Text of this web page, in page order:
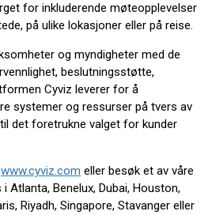
for inkluderende møteopplevelser
på ulike lokasjoner eller på reise.
og myndigheter med de
beslutningsstøtte,
Cyviz leverer for å
systemer og ressurser på tvers av
det foretrukne valget for kunder
www.cyviz.com eller besøk et av våre
Atlanta, Benelux, Dubai, Houston,
Riyadh, Singapore, Stavanger eller